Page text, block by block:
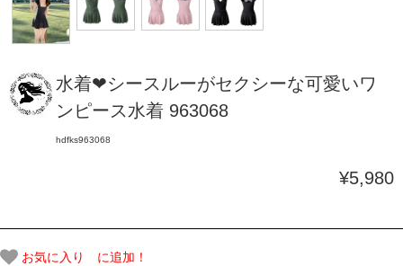
水着❤シースルーがセクシーな可愛いワ
ンピース水着 963068
hdfks963068
¥5,980
お気に入り に追加！